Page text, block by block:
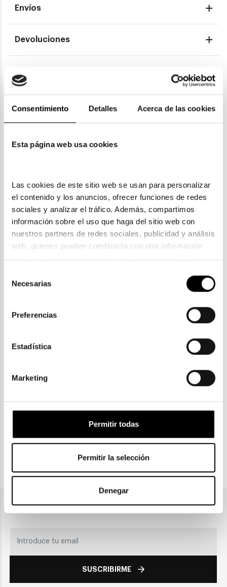
Consentimiento Detalles Acerca de las cookies
Esta página web usa cookies
Las cookies de este sitio web se usan para personalizar
el contenido y los anuncios, ofrecer funciones de redes
sociales y analizar el tráfico. Además, compartimos
información sobre el uso que haga del sitio web con
nuestros partners de redes sociales, publicidad y análisis
web, quienes pueden combinarla con otra información
que les haya proporcionado o que hayan recopilado a
la política de privacidad en el siguiente
. Consulta
Necesarias
Preferencias
Estadística
Marketing
Permitir todas
Permitir la selección
Denegar
Envíos
Devoluciones
PRADA PR A21S
CLICK & COLLECT
PAGO SEGURO
Únete a nuestra newsletter
SUSCRIBIRME